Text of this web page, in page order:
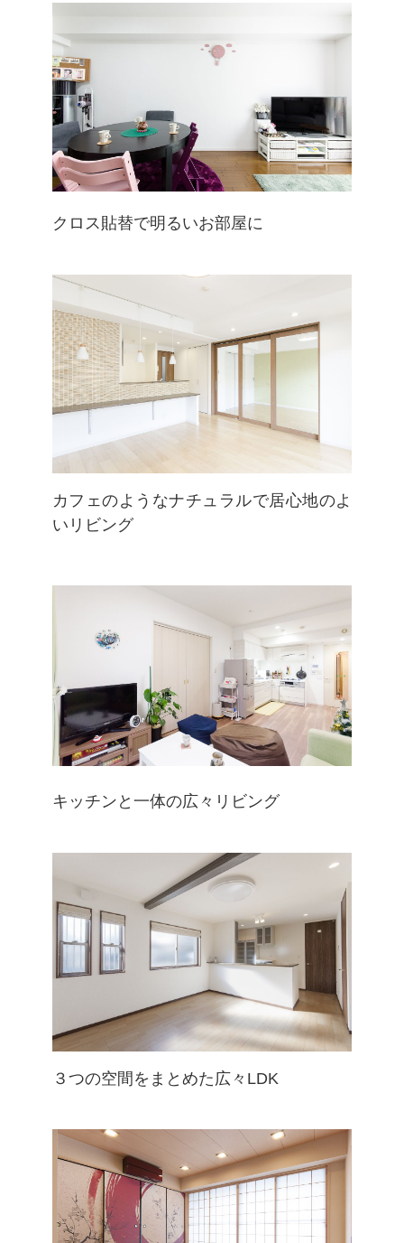
クロス貼替で明るいお部屋に
カフェのようなナチュラルで居心地のよ
いリビング
キッチンと一体の広々リビング
３つの空間をまとめた広々LDK